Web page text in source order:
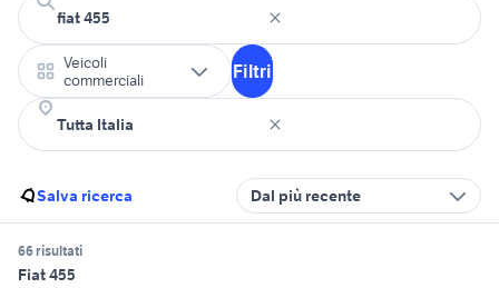
Veicoli
commerciali
Filtri
Salva ricerca Dal più recente
66 risultati
Fiat 455